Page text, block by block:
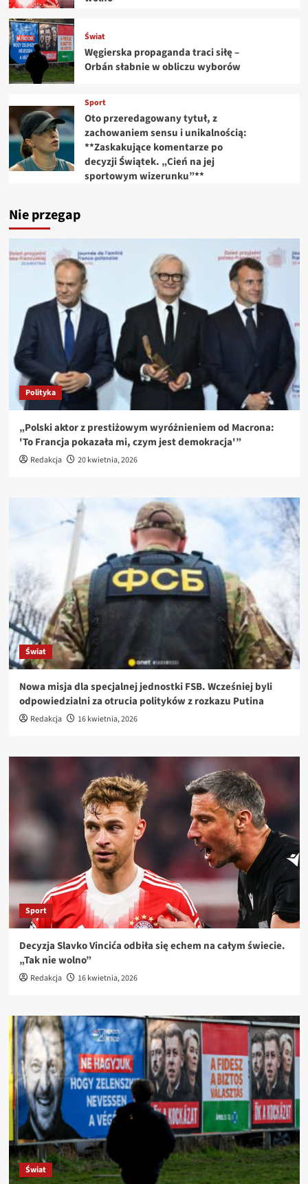
Świat
Węgierska propaganda traci siłę –
Orbán słabnie w obliczu wyborów
Sport
Oto przeredagowany tytuł, z
zachowaniem sensu i unikalnością:
**Zaskakujące komentarze po
decyzji Świątek. „Cień na jej
sportowym wizerunku”**
Nie przegap
Polityka
„Polski aktor z prestiżowym wyróżnieniem od Macrona:
'To Francja pokazała mi, czym jest demokracja'”
Redakcja 20 kwietnia, 2026
Świat
Nowa misja dla specjalnej jednostki FSB. Wcześniej byli
odpowiedzialni za otrucia polityków z rozkazu Putina
Redakcja 16 kwietnia, 2026
Sport
Decyzja Slavko Vincića odbiła się echem na całym świecie.
„Tak nie wolno”
Redakcja 16 kwietnia, 2026
Świat